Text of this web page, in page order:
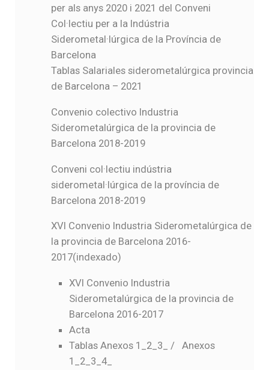
per als anys 2020 i 2021 del Conveni
Col·lectiu per a la Indústria
Siderometal·lúrgica de la Província de
Barcelona
Tablas Salariales siderometalúrgica provincia
de Barcelona – 2021
Convenio colectivo Industria
Siderometalúrgica de la provincia de
Barcelona 2018-2019
Conveni col·lectiu indústria
siderometal·lúrgica de la província de
Barcelona 2018-2019
XVI Convenio Industria Siderometalúrgica de
la provincia de Barcelona 2016-
2017(indexado)
XVI Convenio Industria
Siderometalúrgica de la provincia de
Barcelona 2016-2017
Acta
Tablas Anexos 1_2_3 _ / Anexos
1_2_3_4_